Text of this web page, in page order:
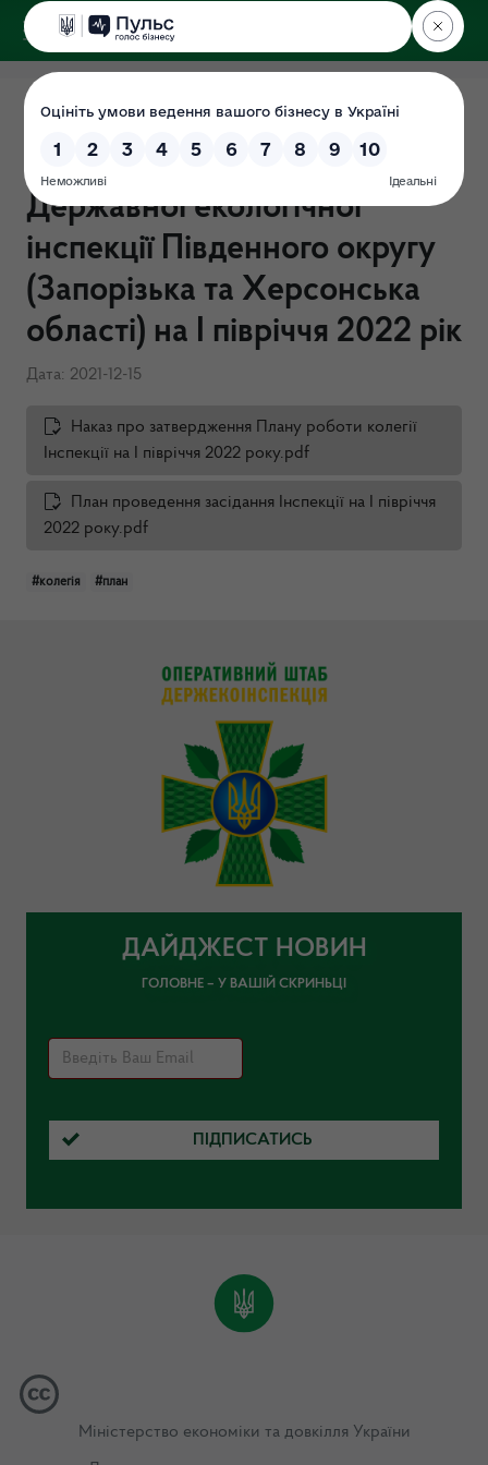
ДЕРЖЕКОІНСПЕКЦІЯ
Наказ Про затвердження
Плану роботи колегії
Державної екологічної
інспекції Південного округу
(Запорізька та Херсонська
області) на І півріччя 2022 рік
Дата: 2021-12-15
Наказ про затвердження Плану роботи колегії
Інспекції на І півріччя 2022 року.pdf
План проведення засідання Інспекції на І півріччя
2022 року.pdf
#колегія #план
ДАЙДЖЕСТ НОВИН
ГОЛОВНЕ – У ВАШІЙ СКРИНЬЦІ
ПІДПИСАТИСЬ
Міністерство економіки та довкілля України